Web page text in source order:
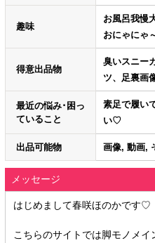
趣味
お風呂我慢
おにゃにゃ
得意出品物
臭いスニー
ツ、足裏画
最近の悩み･困っ
ていること
素足で履い
い♡
出品可能物 画像, 動画,
メッセージ
はじめまして春咲ほのかです♡
こちらのサイトでは脚モノメ